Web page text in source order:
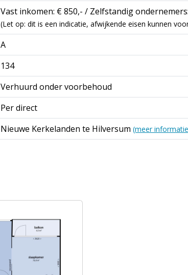
Vast inkomen: € 850,- / Zelfstandig
(Let op: dit is een indicatie, afwijkende eisen kunnen
A
134
Verhuurd onder voorbehoud
Per direct
Nieuwe Kerkelanden te Hilversum (meer